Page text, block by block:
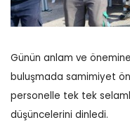
Günün anlam ve
buluşmada samimiyet
personelle tek tek
düşüncelerini dinledi.